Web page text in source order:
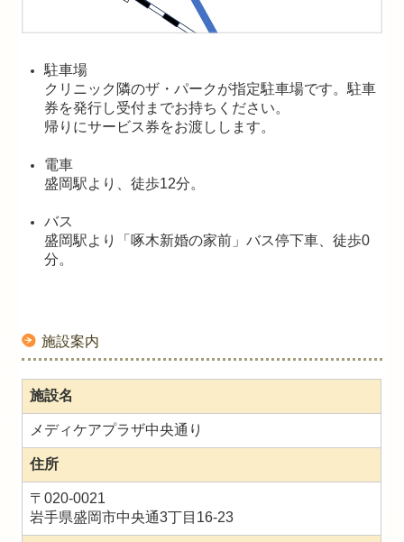
駐車場
クリニック隣のザ・パークが指定駐車場です。駐車
券を発行し受付までお持ちください。
帰りにサービス券をお渡しします。
電車
盛岡駅より、徒歩12分。
バス
盛岡駅より「啄木新婚の家前」バス停下車、徒歩0
分。
施設案内
施設名
メディケアプラザ中央通り
住所
〒020-0021
岩手県盛岡市中央通3丁目16-23